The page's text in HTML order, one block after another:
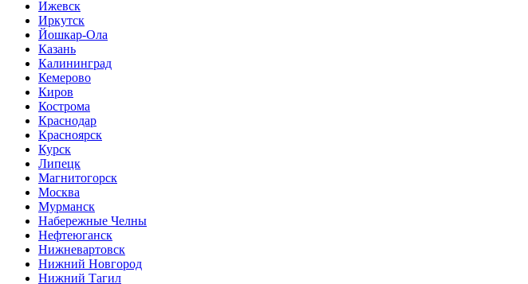
Ижевск
Иркутск
Йошкар-Ола
Казань
Калининград
Кемерово
Киров
Кострома
Краснодар
Красноярск
Курск
Липецк
Магнитогорск
Москва
Мурманск
Набережные Челны
Нефтеюганск
Нижневартовск
Нижний Новгород
Нижний Тагил